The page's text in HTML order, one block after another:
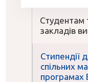
Студентам
закладів
Стипендії
спільних
програмах